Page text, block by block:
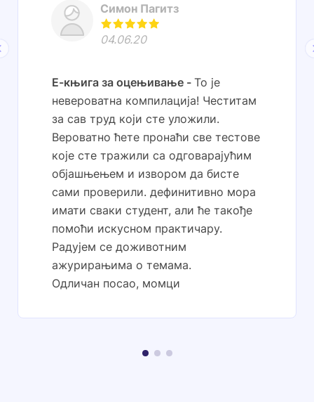
Симон Пагитз
04.06.20
Е-књига за оцењивање
То је
невероватна компилација! Честитам
за сав труд који сте уложили.
Вероватно ћете пронаћи све тестове
које сте тражили са одговарајућим
објашњењем и извором да бисте
сами проверили. дефинитивно мора
имати сваки студент, али ће такође
помоћи искусном практичару.
Радујем се доживотним
ажурирањима о темама.
Одличан посао, момци